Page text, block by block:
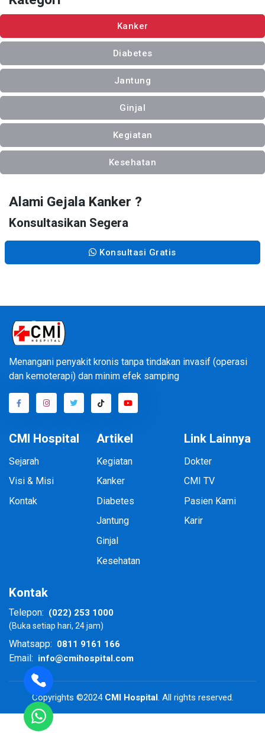
Kanker
Diabetes
Jantung
Ginjal
Kegiatan
Kesehatan
Alami Gejala Kanker ?
Konsultasikan Segera
Konsultasi Gratis
Menangani penyakit kronis tanpa tindakan invasif (operasi
dan kemoterapi) dan minim efek samping
CMI Hospital
Sejarah
Visi & Misi
Kontak
Artikel
Kegiatan
Kanker
Diabetes
Jantung
Ginjal
Kesehatan
Link Lainnya
Dokter
CMI TV
Pasien Kami
Karir
Kontak
Telepon: (022) 253 1000
(Buka setiap hari, 24 jam)
Whatsapp: 0811 9161 166
Email: info@cmihospital.com
Copyrights ©2024CMI Hospital. All rights reserved.